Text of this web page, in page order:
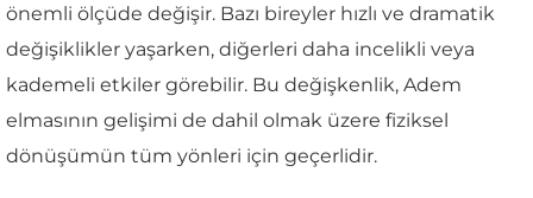
önemli ölçüde değişir. Bazı bireyler hızlı ve dramatik
değişiklikler yaşarken, diğerleri daha incelikli veya
kademeli etkiler görebilir. Bu değişkenlik, Adem
elmasının gelişimi de dahil olmak üzere fiziksel
dönüşümün tüm yönleri için geçerlidir.